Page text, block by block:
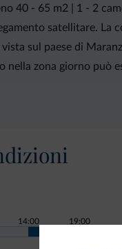
40 - 65 m2 | 1 - 2
satellitare. La
sul paese di
nella zona giorno può
14:00 19:00